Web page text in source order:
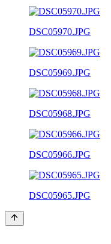
DSC05970.JPG
DSC05969.JPG
DSC05968.JPG
DSC05966.JPG
DSC05965.JPG